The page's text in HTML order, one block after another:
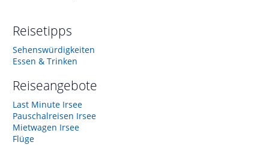
Reisetipps
Sehenswürdigkeiten
Essen & Trinken
Reiseangebote
Last Minute Irsee
Pauschalreisen Irsee
Mietwagen Irsee
Flüge